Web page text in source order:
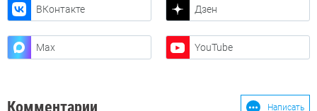
ВКонтакте Дзен
Max YouTube
Комментарии Написать